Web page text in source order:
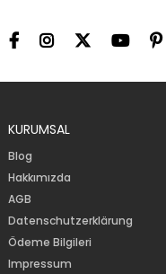
KURUMSAL
Blog
Hakkımızda
AGB
Datenschutzerklärung
Ödeme Bilgileri
Impressum